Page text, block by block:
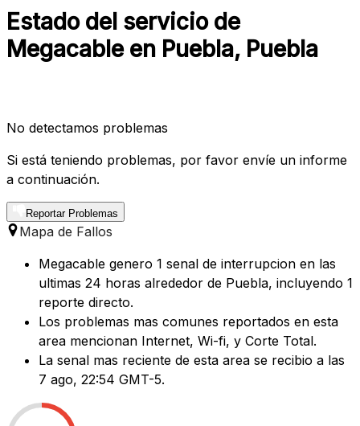
Estado del servicio de
Megacable en Puebla, Puebla
No detectamos problemas
Si está teniendo problemas, por favor envíe un informe
a continuación.
Reportar Problemas
Mapa de Fallos
Megacable genero 1 senal de interrupcion en las
ultimas 24 horas alrededor de Puebla, incluyendo 1
reporte directo.
Los problemas mas comunes reportados en esta
area mencionan Internet, Wi-fi, y Corte Total.
La senal mas reciente de esta area se recibio a las
7 ago, 22:54 GMT-5.